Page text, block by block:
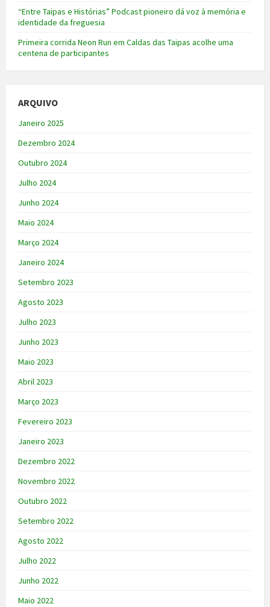
“Entre Taipas e Histórias” Podcast pioneiro dá voz à memória e
identidade da freguesia
Primeira corrida Neon Run em Caldas das Taipas acolhe uma
centena de participantes
ARQUIVO
Janeiro 2025
Dezembro 2024
Outubro 2024
Julho 2024
Junho 2024
Maio 2024
Março 2024
Janeiro 2024
Setembro 2023
Agosto 2023
Julho 2023
Junho 2023
Maio 2023
Abril 2023
Março 2023
Fevereiro 2023
Janeiro 2023
Dezembro 2022
Novembro 2022
Outubro 2022
Setembro 2022
Agosto 2022
Julho 2022
Junho 2022
Maio 2022